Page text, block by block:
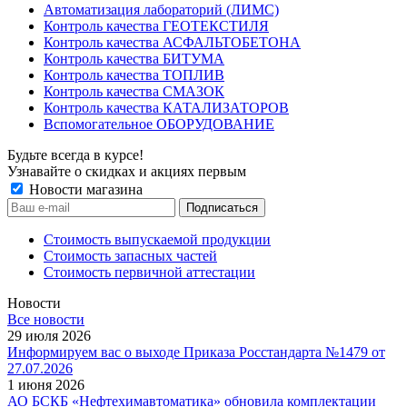
Автоматизация лабораторий (ЛИМС)
Контроль качества ГЕОТЕКСТИЛЯ
Контроль качества АСФАЛЬТОБЕТОНА
Контроль качества БИТУМА
Контроль качества ТОПЛИВ
Контроль качества СМАЗОК
Контроль качества КАТАЛИЗАТОРОВ
Вспомогательное ОБОРУДОВАНИЕ
Будьте всегда в курсе!
Узнавайте о скидках и акциях первым
Новости магазина
Стоимость выпускаемой продукции
Стоимость запасных частей
Стоимость первичной аттестации
Новости
Все новости
29 июля 2026
Информируем вас о выходе Приказа Росстандарта №1479 от
27.07.2026
1 июня 2026
АО БСКБ «Нефтехимавтоматика» обновила комплектации